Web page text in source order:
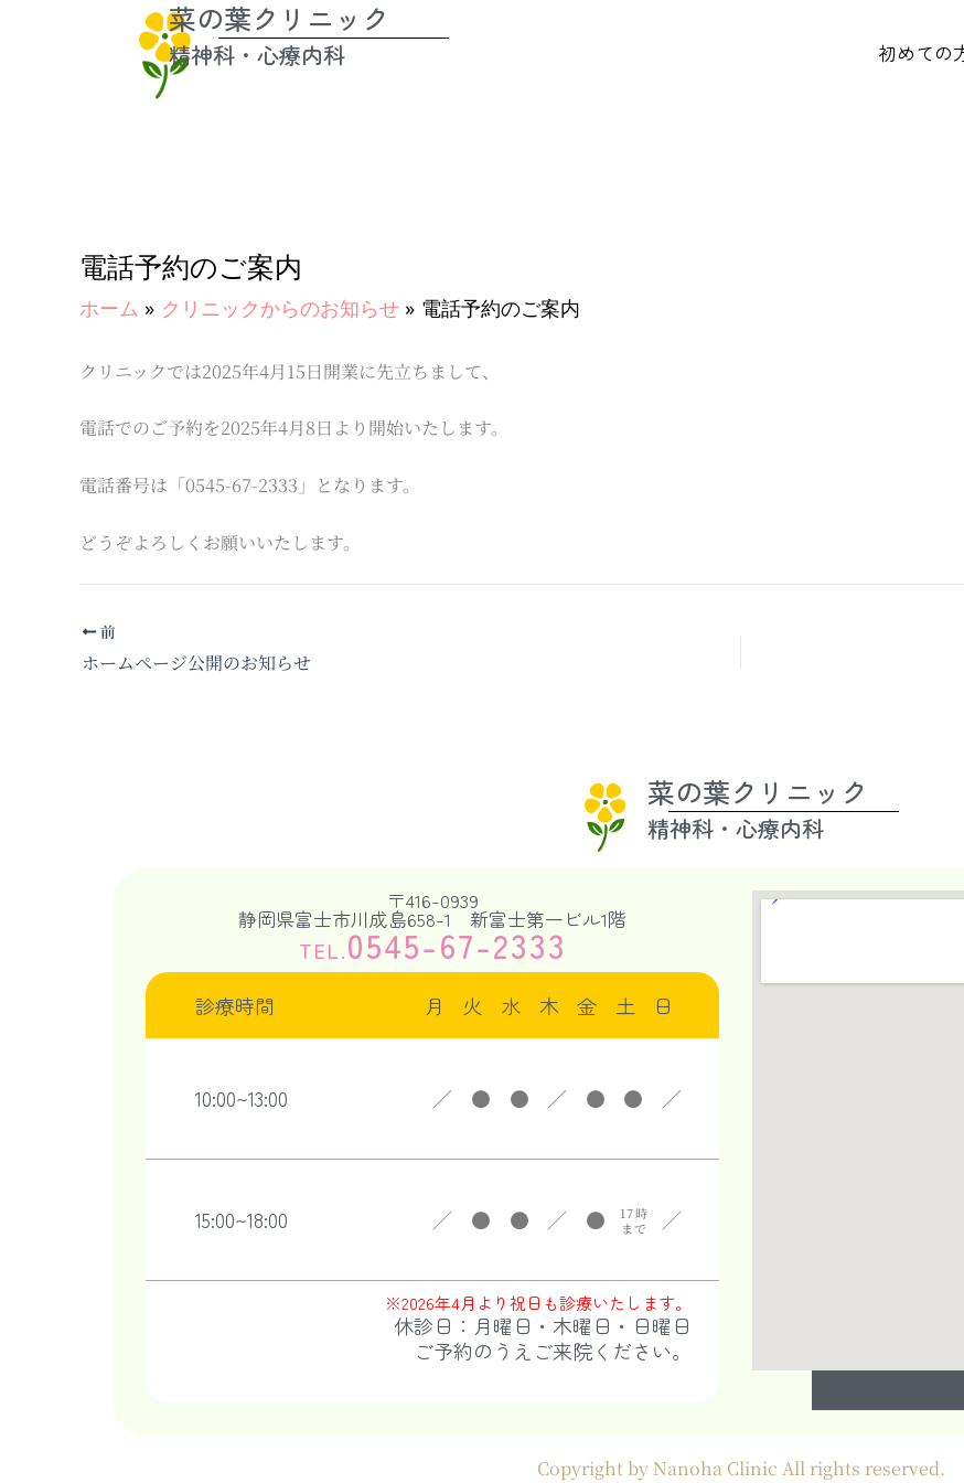
菜の葉クリニック
精神科・心療内科 初めての
電話予約のご案内
ホーム クリニックからのお知らせ 電話予約のご案内
クリニックでは2025年4月15日開業に先立ちまして、
電話でのご予約を2025年4月8日より開始いたします。
電話番号は「0545-67-2333」となります。
どうぞよろしくお願いいたします。
前
ホームページ公開のお知らせ
菜の葉クリニック
精神科・心療内科
〒416-0939
静岡県富士市川成島658-1 新富士第一ビル1階
TEL.0545-67-2333
診療時間 月 火 水 木 金 土 日
10:00~13:00 ／ ● ● ／ ● ● ／
15:00~18:00 ／ ● ● ／ ●
17時
まで
／
※2026年4月より祝日も診療いたします。
休診日：月曜日・木曜日・日曜日
ご予約のうえご来院ください。
Copyright by Nanoha Clinic All rights reserved.